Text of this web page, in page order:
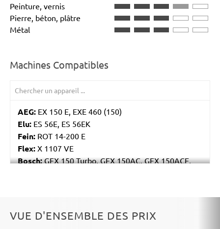
Peinture, vernis
Pierre, béton, plâtre
Métal
Machines Compatibles
AEG: EX 150 E, EXE 460 (150)
Elu: ES 56E, ES 56EK
Fein: ROT 14-200 E
Flex: X 1107 VE
Bosch:GEX 150 Turbo, GEX 150AC, GEX 150ACE,
Dewalt:
MENZER: ETS 150
VUE D'ENSEMBLE DES PRIX